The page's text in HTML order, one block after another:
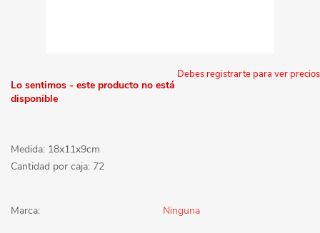
Debes registrarte para ver precios
Lo sentimos - este producto no está
disponible
Medida: 18x11x9cm
Cantidad por caja: 72
Marca: Ninguna